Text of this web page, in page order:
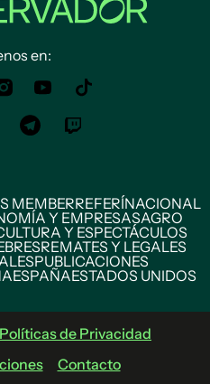
en:
MEMBERREFERÍNACIONAL
Y EMPRESASAGRO
Y ESPECTÁCULOS
REMATES Y LEGALES
PUBLICACIONES
ESPAÑAESTADOS UNIDOS
Políticas de Privacidad
Contacto